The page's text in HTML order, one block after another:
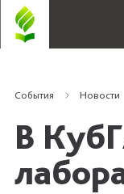
События Новости
В